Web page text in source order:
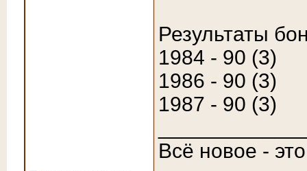
Результаты
1984 - 90 (3)
1986 - 90 (3)
1987 - 90 (3)
Всё новое -